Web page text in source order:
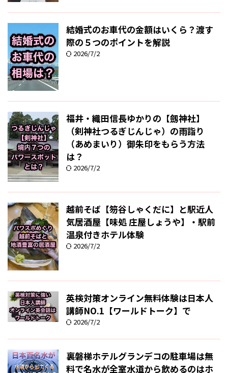
結婚式のお車代の金額はいくら？渡す
際の５つのポイントを解説
2026/7/2
福井・織田信長ゆかりの【劔神社】
（剣神社つるぎじんじゃ）の雨詣り
（あめまいり）御朱印をもらう方法
は？
2026/7/2
越前そば【笏谷しゃくだに】と駅近人
気居酒屋【味処 庄屋しょうや】・駅前
温泉付きホテル体験
2026/7/2
英検対策オンライン無料体験は日本人
講師NO.1【ワールドトーク】で
2026/7/2
裏磐梯ホテルグランデコの駐車場は無
料で名水が全室水道から飲めるのはホ